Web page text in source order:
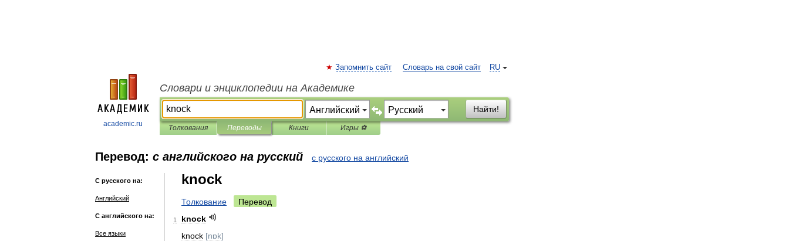
academic.ru
RU
Запомнить сайт Словарь на свой сайт
Словари и энциклопедии на Академике
Найти!
Толкования Переводы Книги Игры ⚽
Перевод: с английского на русский с русского на английский
С русского на:
Английский
С английского на:
Все языки
knock
Толкование Перевод
1
knock
knock [nɒk]